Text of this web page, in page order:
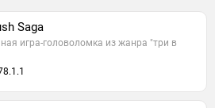
Saga
игра-головоломка из жанра "три в